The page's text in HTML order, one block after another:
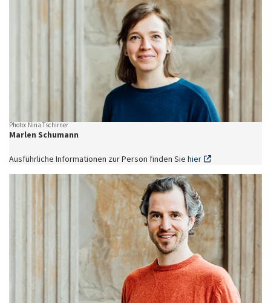
Photo: Nina Tschirner
Marlen Schumann
Ausführliche Informationen zur Person finden Sie hier